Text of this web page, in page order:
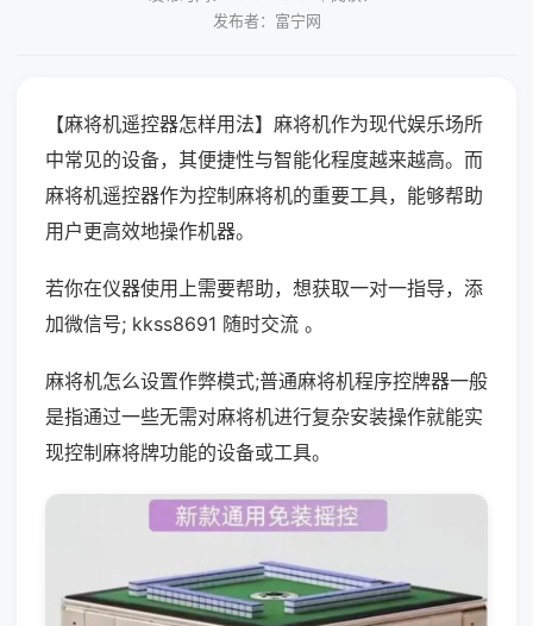
发布者：富宁网
【麻将机遥控器怎样用法】麻将机作为现代娱乐场所
中常见的设备，其便捷性与智能化程度越来越高。而
麻将机遥控器作为控制麻将机的重要工具，能够帮助
用户更高效地操作机器。
若你在仪器使用上需要帮助，想获取一对一指导，添
加微信号; kkss8691 随时交流 。
麻将机怎么设置作弊模式;普通麻将机程序控牌器一般
是指通过一些无需对麻将机进行复杂安装操作就能实
现控制麻将牌功能的设备或工具。